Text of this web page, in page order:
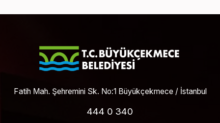
Fatih Mah. Şehremini Sk. No:1 Büyükçekmece / İstanbul
444 0 340